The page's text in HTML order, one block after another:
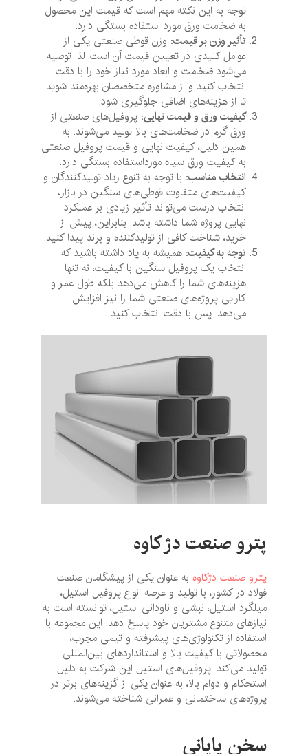
توجه به این نکته مهم است که قیمت این محصول
به ضخامت ورق مورد استفاده بستگی دارد.
تأثیر وزن بر قیمت:وزن قوطی صنعتی یکی از
عوامل کلیدی در تعیین قیمت آن است. لذا توصیه
می‌شود ضخامت و ابعاد مورد نیاز خود را با دقت
انتخاب کنید و از مشاوره متخصصان بهره‌مند شوید
تا از هزینه‌های اضافی جلوگیری شود.
کیفیت ورق و قیمت نهایی:پروفیل‌های صنعتی از
ورق گرم در ضخامت‌های بالا تولید می‌شوند. به
همین دلیل، کیفیت نهایی و قیمت پروفیل صنعتی
به کیفیت ورق سیاه مورداستفاده بستگی دارد.
انتخاب مناسب:با توجه به تنوع زیاد تولیدکنندگان و
کیفیت‌های متفاوت قوطی‌های سنگین در بازار،
انتخاب درست می‌تواند تأثیر زیادی بر عملکرد
نهایی پروژه شما داشته باشد. بنابراین، پیش از
خرید، شناخت کافی از تولیدکننده و برند پیدا کنید.
توجه به کیفیت:همیشه به یاد داشته باشید که
انتخاب یک پروفیل سنگین با کیفیت، نه تنها
هزینه‌های شما را کاهش می‌دهد بلکه طول عمر و
کارایی پروژه‌های صنعتی شما را نیز افزایش
می‌دهد. پس با دقت انتخاب کنید.
پترو صنعت دژ کاوه
پترو صنعت دژکاوه به عنوان یکی از پیشگامان صنعت
فولاد در کشور، با تولید و عرضه انواع پروفیل استیل،
میلگرد استیل، نبشی و ناودانی استیل، توانسته است به
نیازهای متنوع مشتریان خود پاسخ دهد. این مجموعه با
استفاده از تکنولوژی‌های پیشرفته و تیمی مجرب،
محصولاتی با کیفیت بالا و استانداردهای بین‌المللی
تولید می‌کند. پروفیل‌های استیل این شرکت به دلیل
استحکام و دوام بالا، به عنوان یکی از گزینه‌های برتر در
پروژه‌های ساختمانی و عمرانی شناخته می‌شوند.
سخن پایانی